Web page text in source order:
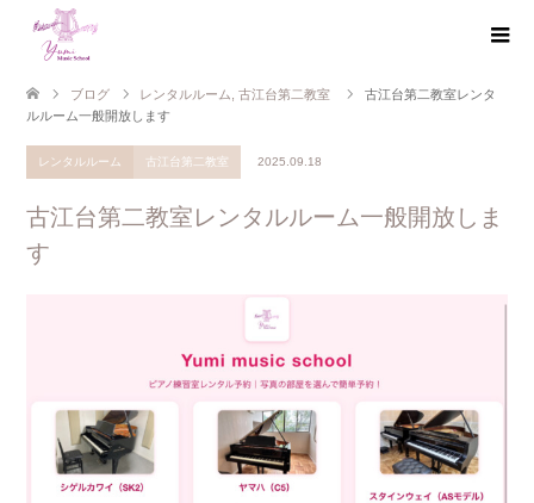
ブログ レンタルルーム 古江台第二教室
古江台第二教室レンタ
ルルーム一般開放します
レンタルルーム 古江台第二教室 2025.09.18
古江台第二教室レンタルルーム一般開放しま
す